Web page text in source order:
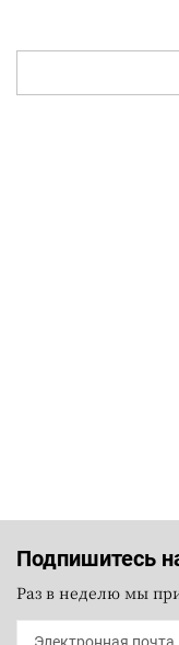
Подпишитесь
Раз в неделю мы